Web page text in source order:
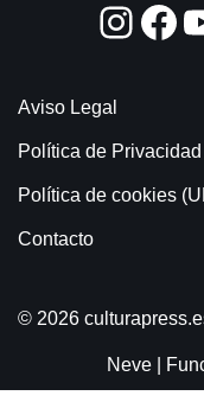
Aviso Legal
Política de Privacidad
Política de cookies
Contacto
© 2026
Neve|